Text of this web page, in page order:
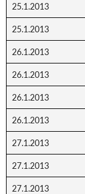
25.1.2013
25.1.2013
26.1.2013
26.1.2013
26.1.2013
26.1.2013
27.1.2013
27.1.2013
27.1.2013